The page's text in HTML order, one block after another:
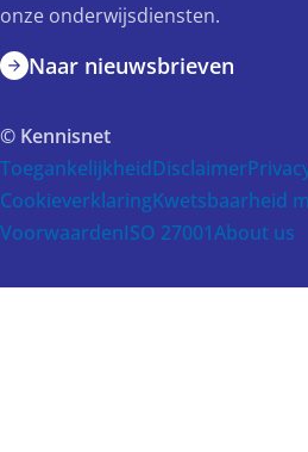
onze onderwijsdiensten.
Naar nieuwsbrieven
© Kennisnet
ToegankelijkheidDisclaimer
CookieverklaringKwetsbaarheid
VoorwaardenISO 27001About us